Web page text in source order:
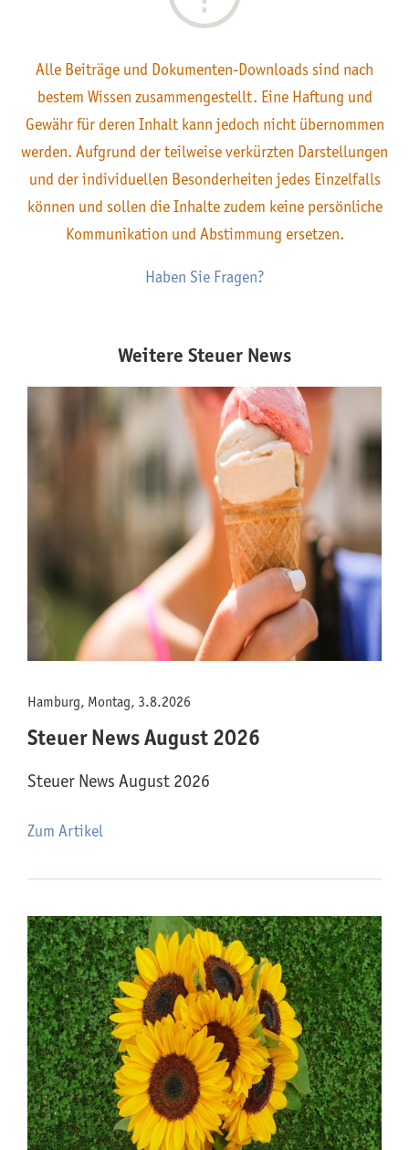
Alle Beiträge und Dokumenten-Downloads sind nach
bestem Wissen zusammengestellt. Eine Haftung und
Gewähr für deren Inhalt kann jedoch nicht übernommen
werden. Aufgrund der teilweise verkürzten Darstellungen
und der individuellen Besonderheiten jedes Einzelfalls
können und sollen die Inhalte zudem keine persönliche
Kommunikation und Abstimmung ersetzen.
Haben Sie Fragen?
Weitere Steuer News
Hamburg, Montag, 3.8.2026
Steuer News August 2026
Steuer News August 2026
Zum Artikel